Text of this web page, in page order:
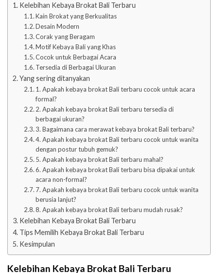
Kelebihan Kebaya Brokat Bali Terbaru
Kain Brokat yang Berkualitas
Desain Modern
Corak yang Beragam
Motif Kebaya Bali yang Khas
Cocok untuk Berbagai Acara
Tersedia di Berbagai Ukuran
Yang sering ditanyakan
1. Apakah kebaya brokat Bali terbaru cocok untuk acara
formal?
2. Apakah kebaya brokat Bali terbaru tersedia di
berbagai ukuran?
3. Bagaimana cara merawat kebaya brokat Bali terbaru?
4. Apakah kebaya brokat Bali terbaru cocok untuk wanita
dengan postur tubuh gemuk?
5. Apakah kebaya brokat Bali terbaru mahal?
6. Apakah kebaya brokat Bali terbaru bisa dipakai untuk
acara non-formal?
7. Apakah kebaya brokat Bali terbaru cocok untuk wanita
berusia lanjut?
8. Apakah kebaya brokat Bali terbaru mudah rusak?
Kelebihan Kebaya Brokat Bali Terbaru
Tips Memilih Kebaya Brokat Bali Terbaru
Kesimpulan
Kelebihan Kebaya Brokat Bali Terbaru